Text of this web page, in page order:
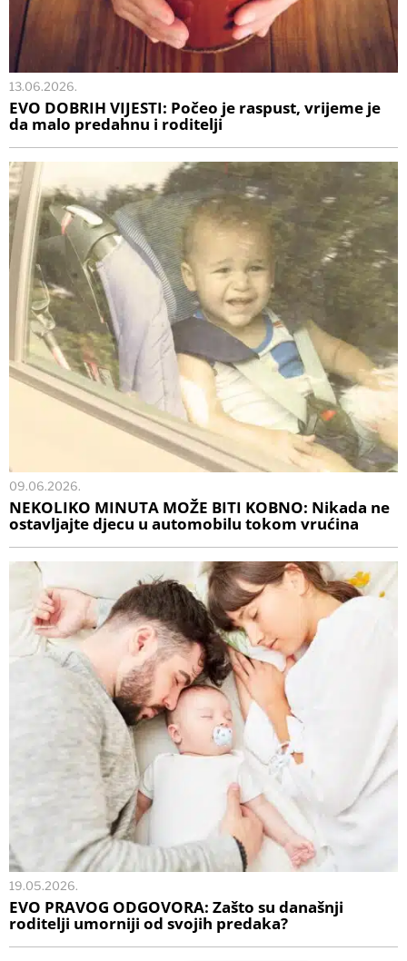
13.06.2026.
EVO DOBRIH VIJESTI: Počeo je raspust, vrijeme je
da malo predahnu i roditelji
09.06.2026.
NEKOLIKO MINUTA MOŽE BITI KOBNO: Nikada ne
ostavljajte djecu u automobilu tokom vrućina
19.05.2026.
EVO PRAVOG ODGOVORA: Zašto su današnji
roditelji umorniji od svojih predaka?